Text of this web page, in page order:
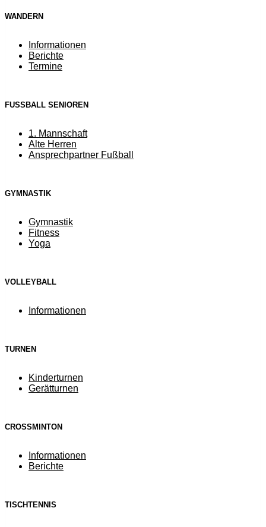
WANDERN
Informationen
Berichte
Termine
FUSSBALL SENIOREN
1. Mannschaft
Alte Herren
Ansprechpartner Fußball
GYMNASTIK
Gymnastik
Fitness
Yoga
VOLLEYBALL
Informationen
TURNEN
Kinderturnen
Gerätturnen
CROSSMINTON
Informationen
Berichte
TISCHTENNIS